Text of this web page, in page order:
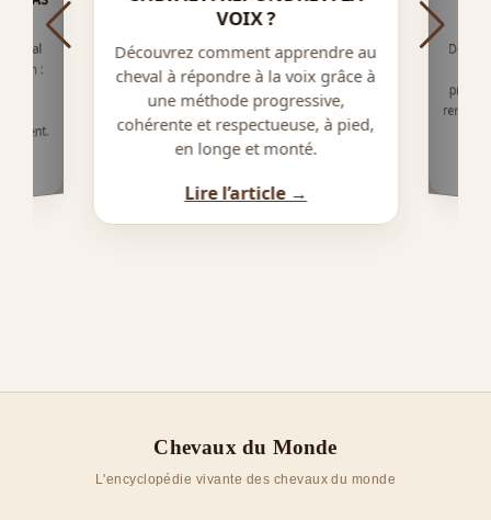
:
VOIX ?
Découvrez comment apprendre au
cheval à répondre à la voix grâce à
une méthode progressive,
cohérente et respectueuse, à pied,
en longe et monté.
Lire l’article →
Chevaux du Monde
L'encyclopédie vivante des chevaux du monde